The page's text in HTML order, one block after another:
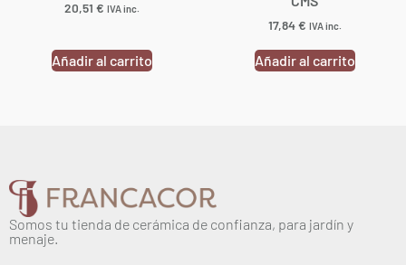
20,51 € IVA inc.
Añadir al carrito
17,84€ IVA inc.
Añadir al carrito
Somos tu tienda de cerámica de confianza, para jardín y
menaje.